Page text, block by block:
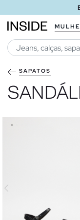
SAPATOS